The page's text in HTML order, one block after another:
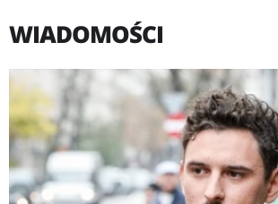
z dołożonymi wokalami - pod tytułem
Odświeżona piosenka "zaskoczyła",
wspięła się na szczyty list singlowych w
na całym świecie. Utwór podbił też
radiowych, a singel okrył się
WIADOMOŚCI